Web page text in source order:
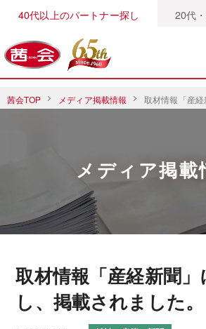
40代以上のパートナー探し 20代
茜会TOP メディア掲載情報 取材情報「産
メディア掲載
取材情報「産経新聞
し、掲載されました。